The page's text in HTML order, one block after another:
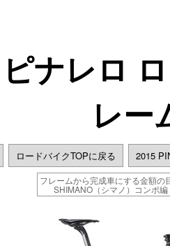
ピナレロ
レー
ロードバイクTOPに戻る 2015
フレームから完成車にする金額の
SHIMANO（シマノ）コンポ編